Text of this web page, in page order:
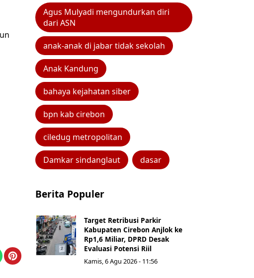
Agus Mulyadi mengundurkan diri
dari ASN
anak-anak di jabar tidak sekolah
Anak Kandung
bahaya kejahatan siber
bpn kab cirebon
ciledug metropolitan
Damkar sindanglaut dasar
Berita Populer
Target Retribusi Parkir
Kabupaten Cirebon Anjlok ke
Rp1,6 Miliar, DPRD Desak
Evaluasi Potensi Riil
Kamis, 6 Agu 2026 - 11:56